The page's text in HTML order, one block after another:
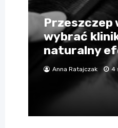
Przeszczep
wybrać
naturalny
Anna Ratajczak 4